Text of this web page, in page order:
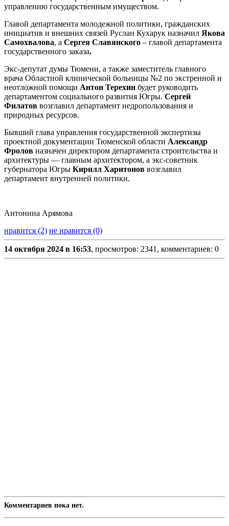
управлению государственным имуществом.
Главой департамента молодежной политики, гражданских
инициатив и внешних связей Руслан Кухарук назначил Якова
Самохвалова, а Сергея Славянского ‒ главой департамента
государственного заказа.
Экс-депутат думы Тюмени, а также заместитель главного
врача Областной клинической больницы №2 по экстренной и
неотложной помощи Антон Терехин будет руководить
департаментом социального развития Югры. Сергей
Филатов возглавил департамент недропользования и
природных ресурсов.
Бывший глава управления государственной экспертизы
проектной документации Тюменской области Александр
Фролов назначен директором департамента строительства и
архитектуры — главным архитектором, а экс-советник
губернатора Югры Кирилл Харитонов возглавил
департамент внутренней политики.
Антонина Арямова
нравится (2) не нравится (0)
14 октября 2024 в 16:53, просмотров: 2341, комментариев: 0
Комментариев пока нет.